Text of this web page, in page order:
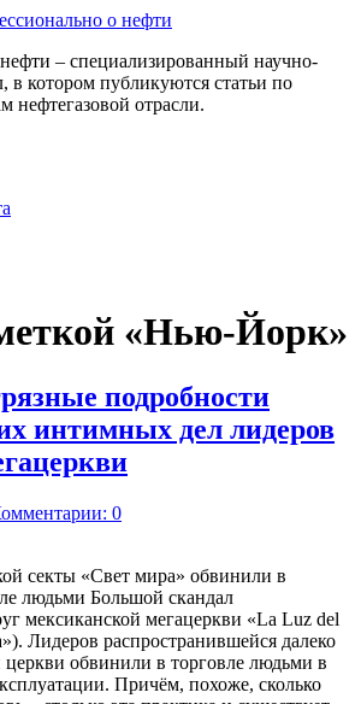
о нефти
– специализированный научно-
в котором публикуются статьи по
нефтегазовой отрасли.
«Нью-Йорк»
подробности
интимных дел лидеров
0
секты «Свет мира» обвинили в
людьми Большой скандал
мексиканской мегацеркви «La Luz del
Лидеров распространившейся далеко
обвинили в торговле людьми в
Причём, похоже, сколько